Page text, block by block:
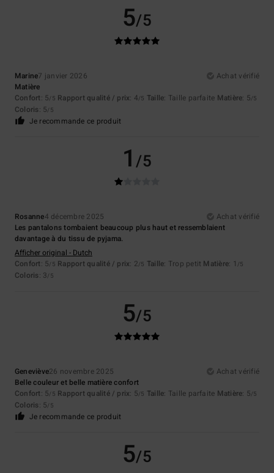
5/5
Marine7 janvier 2026
Achat vérifié
Matière
Confort: 5/5 Rapport qualité / prix: 4/5 Taille: Taille parfaite Matière: 5/5
Coloris: 5/5
Je recommande ce produit
1/5
Rosanne4 décembre 2025
Achat vérifié
Les pantalons tombaient beaucoup plus haut et ressemblaient
davantage à du tissu de pyjama.
Afficher original - Dutch
Confort: 5/5 Rapport qualité / prix: 2/5 Taille: Trop petit Matière: 1 /5
Coloris: 3/5
5/5
Geneviève26 novembre 2025
Achat vérifié
Belle couleur et belle matière confort
Confort: 5/5 Rapport qualité / prix: 5/5 Taille: Taille parfaite Matière: 5/5
Coloris: 5/5
Je recommande ce produit
5/5